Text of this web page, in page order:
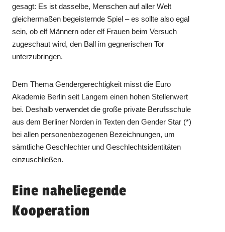
gesagt: Es ist dasselbe, Menschen auf aller Welt
gleichermaßen begeisternde Spiel – es sollte also egal
sein, ob elf Männern oder elf Frauen beim Versuch
zugeschaut wird, den Ball im gegnerischen Tor
unterzubringen.
Dem Thema Gendergerechtigkeit misst die Euro
Akademie Berlin seit Langem einen hohen Stellenwert
bei. Deshalb verwendet die große private Berufsschule
aus dem Berliner Norden in Texten den Gender Star (*)
bei allen personenbezogenen Bezeichnungen, um
sämtliche Geschlechter und Geschlechtsidentitäten
einzuschließen.
Eine naheliegende
Kooperation